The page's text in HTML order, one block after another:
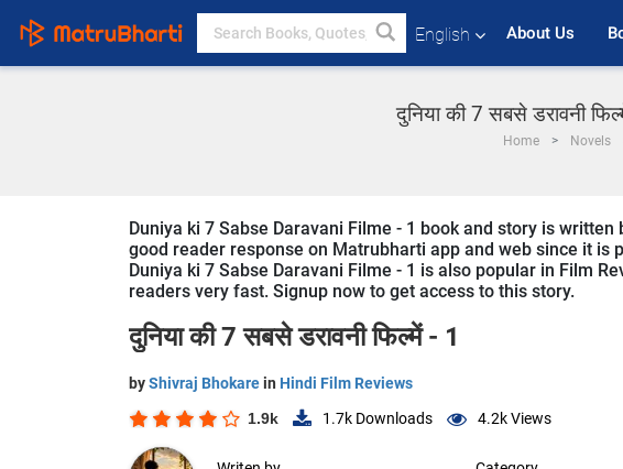
English About Us
दुनिया की 7 सबसे डरावनी
Home Novels
Duniya ki 7 Sabse Daravani Filme - 1 book and story is
good reader response on Matrubharti app and web since it
Duniya ki 7 Sabse Daravani Filme - 1 is also popular in Film
readers very fast. Signup now to get access to this story.
दुनिया की 7 सबसे डरावनी फिल्में - 1
byShivraj Bhokarein Hindi Film Reviews
1.9k 1.7k Downloads 4.2kViews